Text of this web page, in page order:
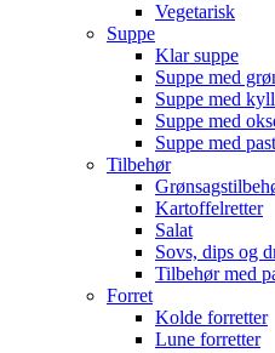
Vegetarisk
Suppe
Klar suppe
Suppe med
Suppe med
Suppe med
Suppe med
Tilbehør
Kartoffelretter
Salat
Sovs, dips og
Tilbehør med
Forret
Kolde forretter
Lune forretter